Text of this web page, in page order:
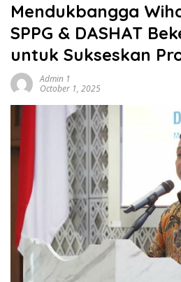
Mendukbangga
SPPG & DASHAT
untuk Sukseskan
Admin 1
October 1, 2025